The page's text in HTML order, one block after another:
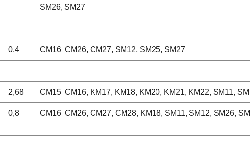
SM26, SM27
0,4 CM16, CM26, CM27, SM12, SM25, SM27
2,68 CM15, CM16, KM17, KM18, KM20, KM21, KM22, SM11,
0,8 CM16, CM26, CM27, CM28, KM18, SM11, SM12, SM26,